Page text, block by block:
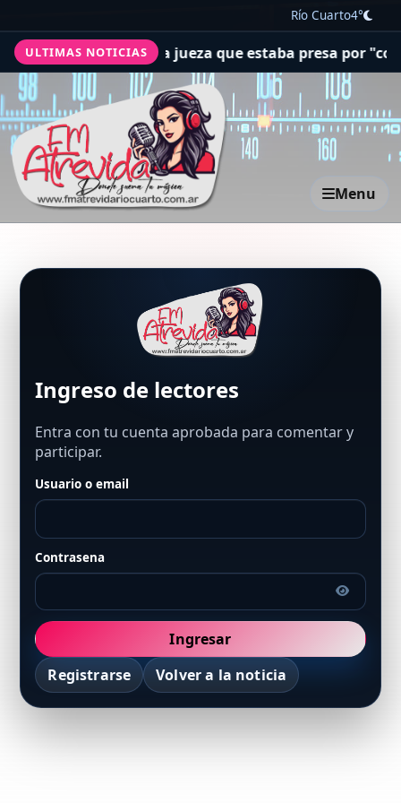
Río Cuarto4°
ULTIMAS NOTICIAS
liberó a una jueza que estaba presa por
Menu
Ingreso de lectores
Entra con tu cuenta aprobada para comentar y
participar.
Usuario o email
Contrasena
Ingresar
Registrarse
Volver a la noticia